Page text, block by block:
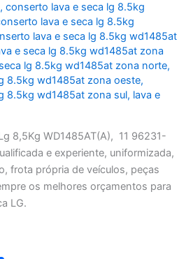
,conserto lava e seca lg 8.5kg
lava e seca lg 8.5kg
lava e seca lg 8.5kg wd1485at
e seca lg 8.5kg wd1485at zona
lg 8.5kg wd1485at zona norte,
8.5kg wd1485at zona oeste,
8.5kg wd1485at zona sul, lava e
8,5Kg WD1485AT(A), 11 96231-
e experiente, uniformizada,
frota própria de veículos, peças
os melhores orçamentos para
LG.